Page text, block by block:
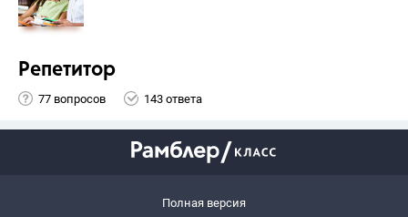
Репетитор
77 вопросов 143 ответа
Полная версия